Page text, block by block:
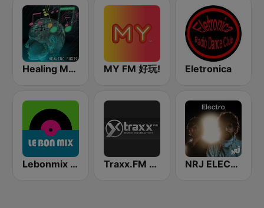
Healing Music MY FM 好玩! Eletronica
Lebonmix Radio Traxx.FM - Ambient NRJ ELECTRO